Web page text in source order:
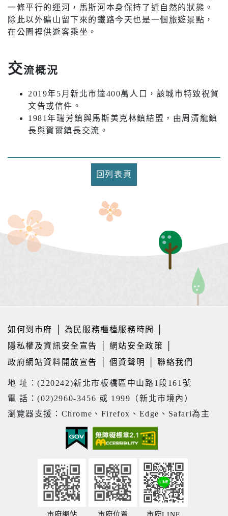
一條平行的運河，馬斯河本身保持了近自然的狀態。
除此以外礦山留下來的鐵路今天也是一個旅遊景點，
在公園裡供遊客乘坐。
交流概況
2019年5月新北市達400萬人口，該城市特致祝賀
文告或信件。
1981年瑞芳鎮與馬斯美克林鎮結盟，由周清龍鎮
長與賀爾鎮長交流。
回列表頁
如何到市府 為民服務櫃檯服務時間
隱私權及資訊安全宣告
網站安全政策
政府網站資料開放宣告
個資聲明 │聯絡我們
地 址：(220242)新北市板橋區中山路1段161號
電 話：(02)2960-3456 或 1999（新北市境內）
瀏覽器支援：Chrome、Firefox、Edge、Safari為主
市府網站 市府位置 市府LINE